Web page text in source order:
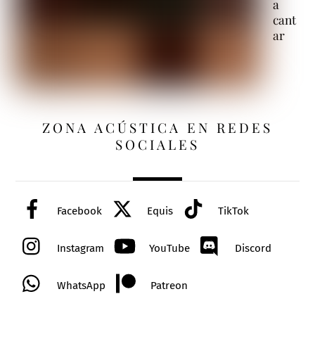
a
cant
ar
ZONA ACÚSTICA EN REDES
SOCIALES
Facebook Equis TikTok
Instagram YouTube Discord
WhatsApp Patreon